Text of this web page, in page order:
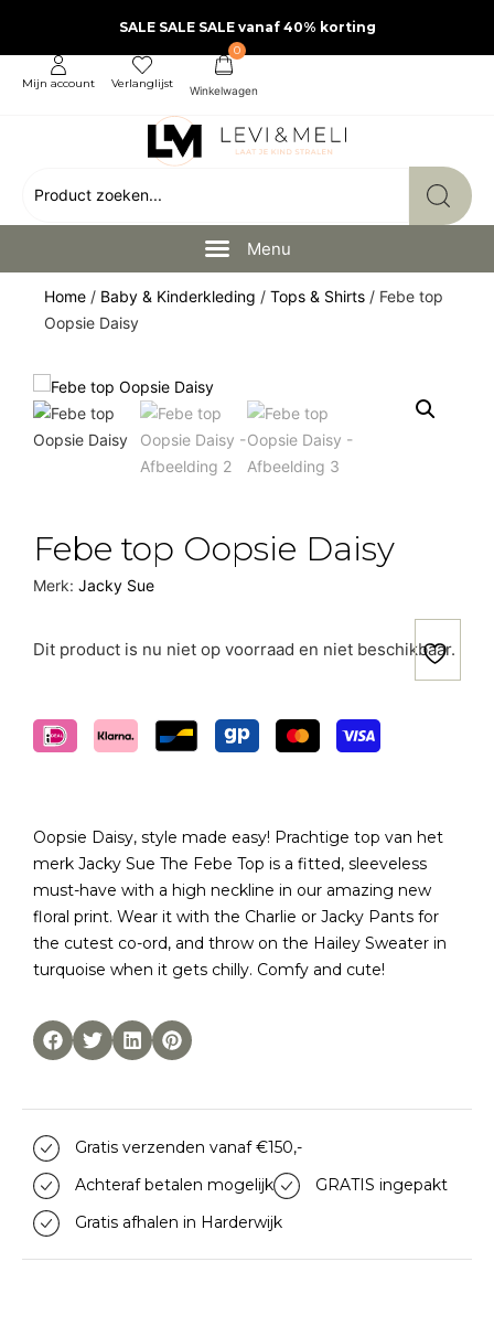
SALE SALE SALE vanaf 40% korting
Mijn account Verlanglijst
0
Home / Baby & Kinderkleding / Tops & Shirts / Febe top
Oopsie Daisy
Febe top Oopsie Daisy
Merk: Jacky Sue
Dit product is nu niet op voorraad en niet beschikbaar.
Oopsie Daisy, style made easy! Prachtige top van het
merk Jacky Sue The Febe Top is a fitted, sleeveless
must-have with a high neckline in our amazing new
floral print. Wear it with the Charlie or Jacky Pants for
the cutest co-ord, and throw on the Hailey Sweater in
turquoise when it gets chilly. Comfy and cute!
Gratis verzenden vanaf €150,-
Achteraf betalen mogelijk
GRATIS ingepakt
Gratis afhalen in Harderwijk